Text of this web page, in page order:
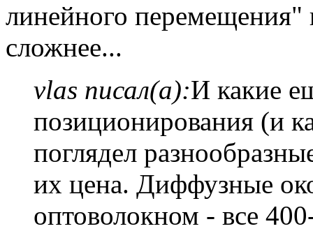
линейного перемещения"
сложнее...
vlas писал(а):И какие
позиционирования (и
поглядел
их цена. Диффузные
оптоволокном - все